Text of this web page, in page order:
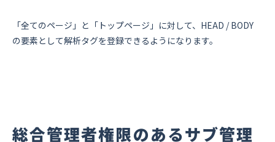
「全てのページ」と「トップページ」に対して、HEAD / BODY
の要素として解析タグを登録できるようになります。
総合管理者権限のあるサブ管理